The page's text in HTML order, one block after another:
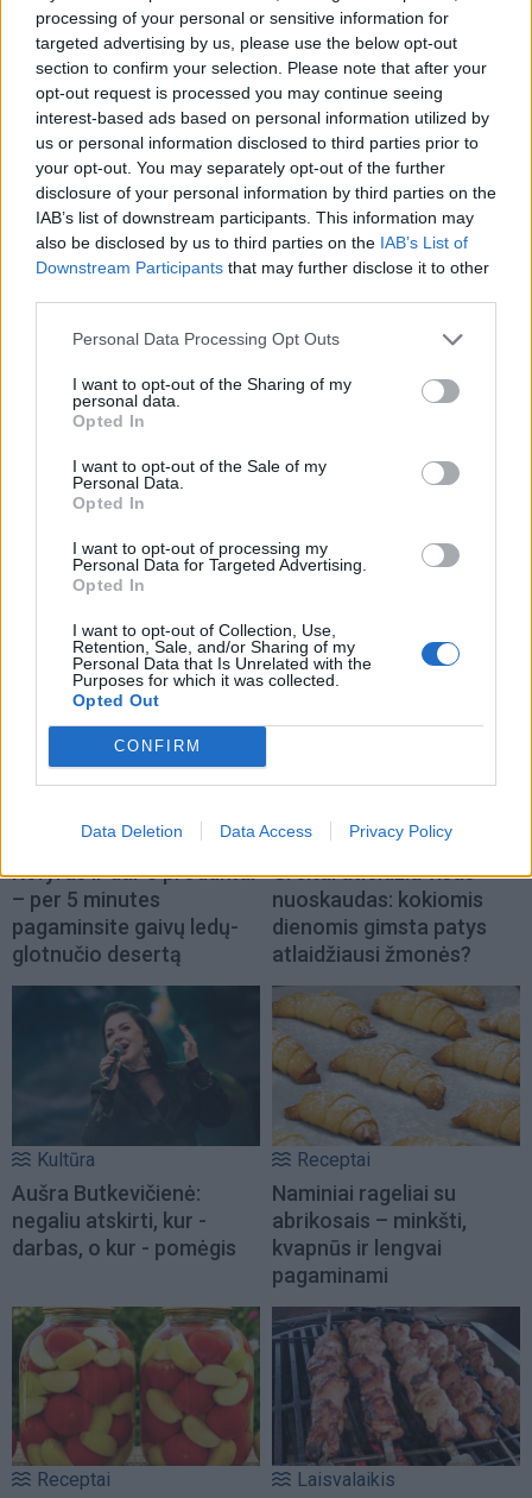
processing of your personal or sensitive information for
targeted advertising by us, please use the below opt-out
section to confirm your selection. Please note that after your
opt-out request is processed you may continue seeing
interest-based ads based on personal information utilized by
us or personal information disclosed to third parties prior to
your opt-out. You may separately opt-out of the further
disclosure of your personal information by third parties on the
IAB’s list of downstream participants. This information may
also be disclosed by us to third parties on the IAB’s List of
Downstream Participants that may further disclose it to other
Personal Data Processing Opt Outs
I want to opt-out of the Sharing of my
personal data.
Opted In
I want to opt-out of the Sale of my
Personal Data.
Opted In
I want to opt-out of processing my
Personal Data for Targeted Advertising.
Opted In
I want to opt-out of Collection, Use,
Retention, Sale, and/or Sharing of my
Personal Data that Is Unrelated with the
Purposes for which it was collected.
Opted Out
CONFIRM
Data Deletion Data Access Privacy Policy
Sutinku sutaisyklėmis
This site is protected by
reCAPTCHA and the Google
Privacy Policyand Terms of
Serviceapply.
TAIP PAT SKAITYKITE
Receptai
Kefyras ir dar 3 produktai
– per 5 minutes
pagaminsite gaivų ledų-
glotnučio desertą
Laisvalaikis
Greitai atleidžia visas
nuoskaudas: kokiomis
dienomis gimsta patys
atlaidžiausi žmonės?
Kultūra
Aušra Butkevičienė:
negaliu atskirti, kur -
darbas, o kur - pomėgis
Receptai
Naminiai rageliai su
abrikosais – minkšti,
kvapnūs ir lengvai
pagaminami
Receptai Laisvalaikis